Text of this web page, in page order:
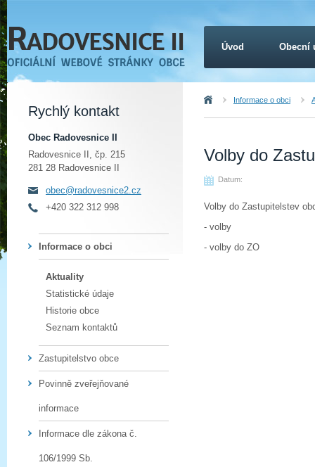
Volby do
Datum:
Volby do Zastupitelstev
- volby
- volby do ZO
Úvod Informace o obci
Rychlý kontakt
Obec Radovesnice II
Radovesnice II, čp. 215
281 28 Radovesnice II
obec@radovesnice2.cz
+420 322 312 998
Informace o obci
Aktuality
Statistické údaje
Historie obce
Seznam kontaktů
Zastupitelstvo obce
Povinně zveřejňované
informace
Informace dle zákona č.
106/1999 Sb.
Úvod Obecní